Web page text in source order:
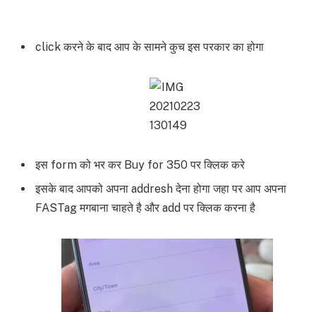
click करने के बाद आप के सामने कुच इस परकार का होगा
इस form को भर कर Buy for 350 पर क्लिक करे
इसके बाद आपको अपना addresh देना होगा जहा पर आप अपना
FASTag मगबाना चाहते है और add पर क्लिक करना है